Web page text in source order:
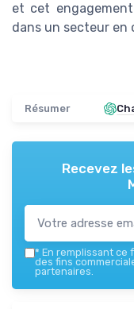
et cet
dans un secteur
Résumer
Recevez
* En remplissant ce
des fins
partenaires.